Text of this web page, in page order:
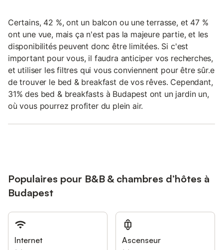
Certains, 42 %, ont un balcon ou une terrasse, et 47 %
ont une vue, mais ça n'est pas la majeure partie, et les
disponibilités peuvent donc être limitées. Si c'est
important pour vous, il faudra anticiper vos recherches,
et utiliser les filtres qui vous conviennent pour être sûr.e
de trouver le bed & breakfast de vos rêves. Cependant,
31% des bed & breakfasts à Budapest ont un jardin un,
où vous pourrez profiter du plein air.
Populaires pour B&B & chambres d’hôtes à
Budapest
Internet Ascenseur